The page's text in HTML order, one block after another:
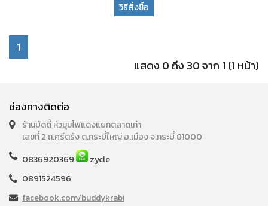
วิธีสั่งซื้อ
1
แสดง 0 ถึง 30 จาก 1 (1 หน้า)
ช่องทางติดต่อ
ร้านบัดดี้ หัวมุมไฟแดงแยกตลาดเก่า
เลขที่ 2 ถ.ศรีตรัง ต.กระบี่ใหญ่ อ.เมือง จ.กระบี่ 81000
0836920369
zycle
0891524596
facebook.com/buddykrabi